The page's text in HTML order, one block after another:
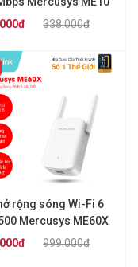
338.000đ
rộng sóng Wi-Fi 6
Mercusys ME60X
999.000đ